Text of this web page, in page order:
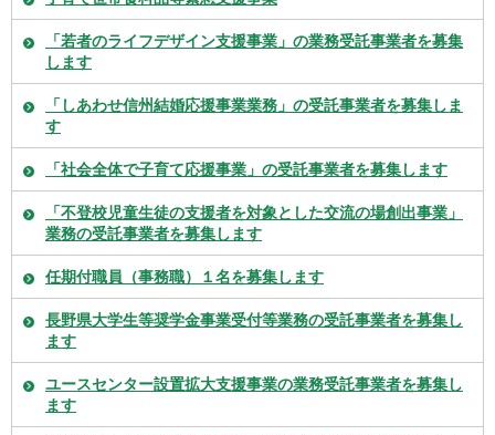
「若者のライフデザイン支援事業」の業務受託事業者を募集
します
「しあわせ信州結婚応援事業業務」の受託事業者を募集しま
す
「社会全体で子育て応援事業」の受託事業者を募集します
「不登校児童生徒の支援者を対象とした交流の場創出事業」
業務の受託事業者を募集します
任期付職員（事務職）１名を募集します
長野県大学生等奨学金事業受付等業務の受託事業者を募集し
ます
ユースセンター設置拡大支援事業の業務受託事業者を募集し
ます